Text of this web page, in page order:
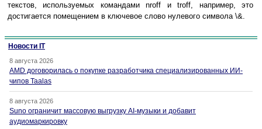
текстов, используемых командами nroff и troff, например, это
достигается помещением в ключевое слово нулевого символа \&.
Новости IT
8 августа 2026
AMD договорилась о покупке разработчика специализированных ИИ-
чипов Taalas
8 августа 2026
Suno ограничит массовую выгрузку AI-музыки и добавит
аудиомаркировку